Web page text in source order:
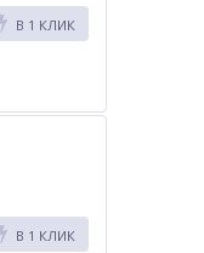
В 1 КЛИК
В 1 КЛИК